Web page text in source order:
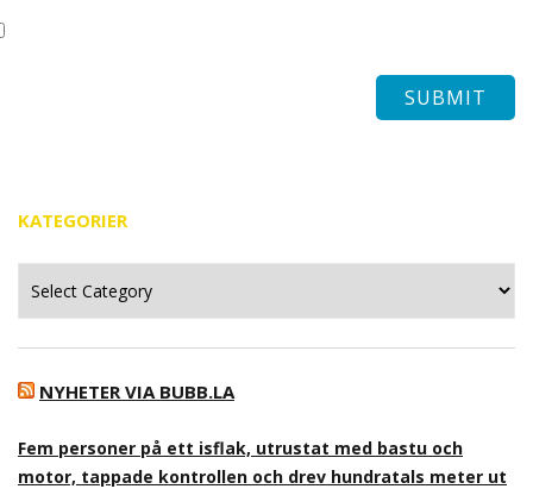
KATEGORIER
NYHETER VIA BUBB.LA
Fem personer på ett isflak, utrustat med bastu och
motor, tappade kontrollen och drev hundratals meter ut